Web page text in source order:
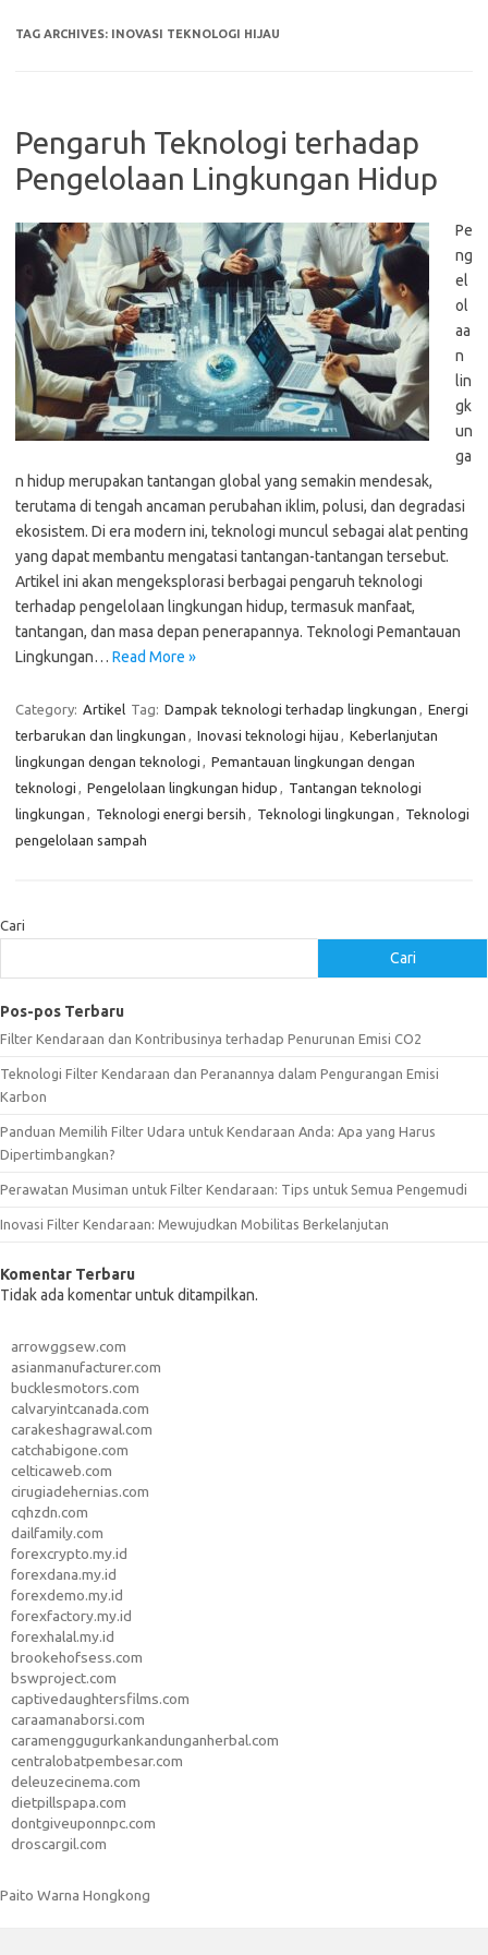
TAG ARCHIVES: INOVASI TEKNOLOGI HIJAU
Pengaruh Teknologi terhadap
Pengelolaan Lingkungan Hidup
Pe
ng
el
ol
aa
n
lin
gk
un
ga
n hidup merupakan tantangan global yang semakin mendesak,
terutama di tengah ancaman perubahan iklim, polusi, dan degradasi
ekosistem. Di era modern ini, teknologi muncul sebagai alat penting
yang dapat membantu mengatasi tantangan-tantangan tersebut.
Artikel ini akan mengeksplorasi berbagai pengaruh teknologi
terhadap pengelolaan lingkungan hidup, termasuk manfaat,
tantangan, dan masa depan penerapannya. Teknologi Pemantauan
Lingkungan… Read More »
Category: Artikel Tag: Dampak teknologi terhadap lingkungan , Energi
terbarukan dan lingkungan , Inovasi teknologi hijau , Keberlanjutan
lingkungan dengan teknologi , Pemantauan lingkungan dengan
teknologi , Pengelolaan lingkungan hidup , Tantangan teknologi
lingkungan , Teknologi energi bersih , Teknologi lingkungan , Teknologi
pengelolaan sampah
Cari
Cari
Pos-pos Terbaru
Filter Kendaraan dan Kontribusinya terhadap Penurunan Emisi CO2
Teknologi Filter Kendaraan dan Peranannya dalam Pengurangan Emisi
Karbon
Panduan Memilih Filter Udara untuk Kendaraan Anda: Apa yang Harus
Dipertimbangkan?
Perawatan Musiman untuk Filter Kendaraan: Tips untuk Semua Pengemudi
Inovasi Filter Kendaraan: Mewujudkan Mobilitas Berkelanjutan
Komentar Terbaru
Tidak ada komentar untuk ditampilkan.
arrowggsew.com
asianmanufacturer.com
bucklesmotors.com
calvaryintcanada.com
carakeshagrawal.com
catchabigone.com
celticaweb.com
cirugiadehernias.com
cqhzdn.com
dailfamily.com
forexcrypto.my.id
forexdana.my.id
forexdemo.my.id
forexfactory.my.id
forexhalal.my.id
brookehofsess.com
bswproject.com
captivedaughtersfilms.com
caraamanaborsi.com
caramenggugurkankandunganherbal.com
centralobatpembesar.com
deleuzecinema.com
dietpillspapa.com
dontgiveuponnpc.com
droscargil.com
Paito Warna Hongkong